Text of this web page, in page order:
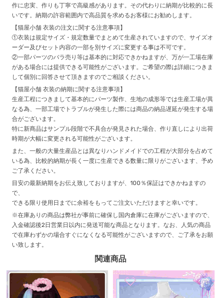
作に忠実、作りも丁寧で高級感があります。その代わりに納期が比較的に長
いです。納期の許容範囲内で高品質を求めるお客様にお勧めします。
【猫屋小舗 衣装の注文に関する注意事項】
①衣装は規定サイズ・規定数量でまとめて生産されていますので、サイズオ
ーダー及びセット内容の一部を別サイズに変更する事は不可です。
②一部パーツのバラ売り等は基本的に対応できかねますが、万が一工場在庫
がある場合には提供できる可能性がございます。ご希望の際は詳細につきま
して個別に回答させて頂きますのでご相談ください。
【猫屋小舗 衣装の納期に関する注意事項】
生産工程につきまして基本的にパーツ製作、生地の成形等では生産工場が異
なる為、一部工場でトラブルが発生した際には商品の納品遅延が発生する場
合がございます。
特に新商品はサンプル段階で不具合が発見された場合、作り直しにより出荷
時期が大幅に変更される可能性がございます。
また、一般の大量生産品とは異なりハンドメイドでの工程が大部分を占めて
いる為、比較的納期が長く一度に生産できる数量に限りがございます、予め
ご了承ください。
目安の最新納期をお伝え致しておりますが、100％保証はできかねますの
で、
できる限り使用日までに余裕をもってご注文いただけますと幸いです。
※在庫ありの商品は弊社が事前に確保し国内倉庫に在庫がございますので、
入金確認後2日営業日以内に発送可能な商品となります。なお、人気の商品
で在庫わずかの場合すぐになくなる可能性がございますので、ご了承をお願
い致します。
関連商品